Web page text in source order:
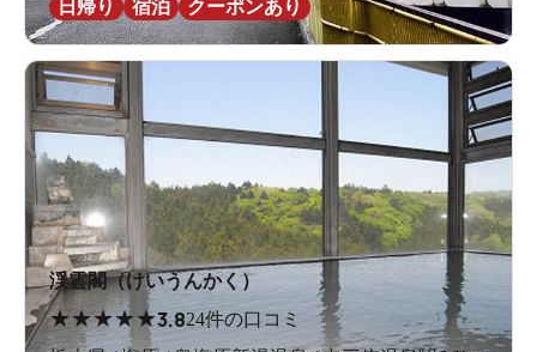
日帰り
宿泊 クーポンあり
渓雲閣（けいうんかく）
★★★★★3.824件の口コミ